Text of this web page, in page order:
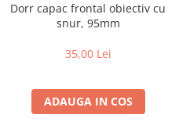
Dorr capac frontal obiectiv cu
snur, 95mm
35,00 Lei
ADAUGA IN COS